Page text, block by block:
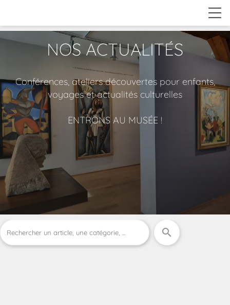
NOS ACTUALITÉS
Conférences, ateliers découvertes pour enfants,
voyages et actualités culturelles
ENTRONS AU MUSÉE !
search